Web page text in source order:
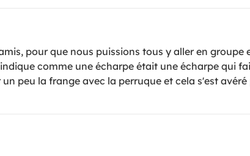
pour que nous puissions tous y aller en groupe
indique comme une écharpe était une écharpe qui
peu la frange avec la perruque et cela s'est